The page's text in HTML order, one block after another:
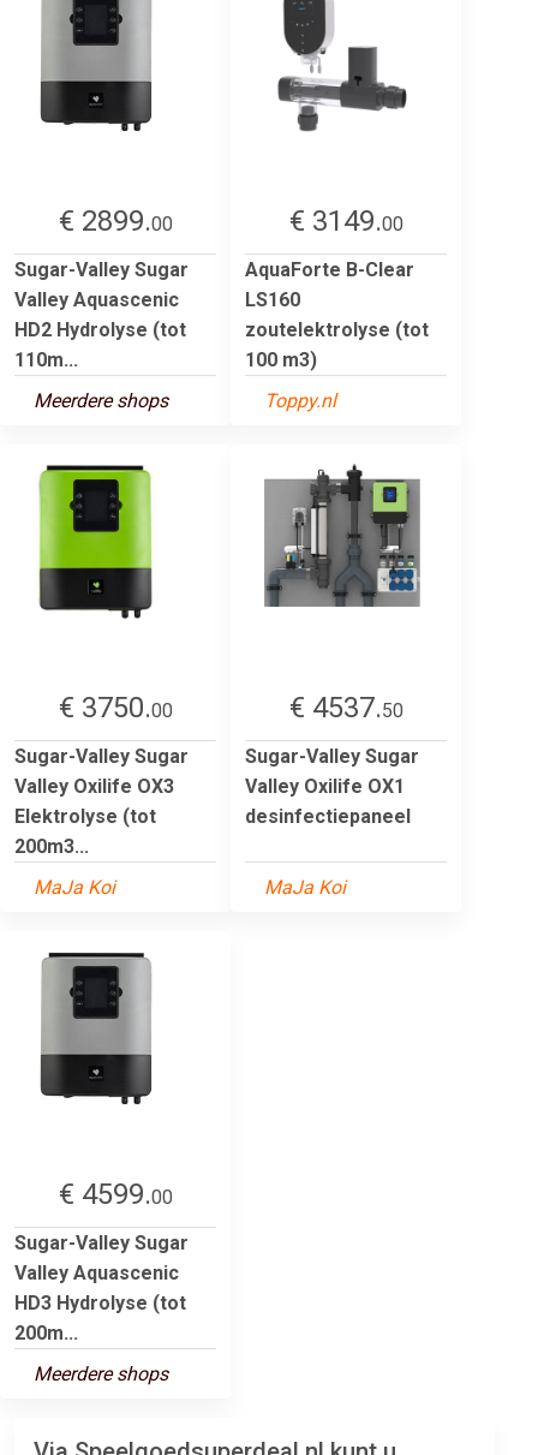
€ 2899.00
Sugar-Valley Sugar
Valley Aquascenic
HD2 Hydrolyse (tot
110m...
Meerdere shops
€ 3149.00
AquaForte B-Clear
LS160
zoutelektrolyse (tot
100 m3)
Toppy.nl
€ 3750.00
Sugar-Valley Sugar
Valley Oxilife OX3
Elektrolyse (tot
200m3...
MaJa Koi
€ 4537.50
Sugar-Valley Sugar
Valley Oxilife OX1
desinfectiepaneel
MaJa Koi
€ 4599.00
Sugar-Valley Sugar
Valley Aquascenic
HD3 Hydrolyse (tot
200m...
Meerdere shops